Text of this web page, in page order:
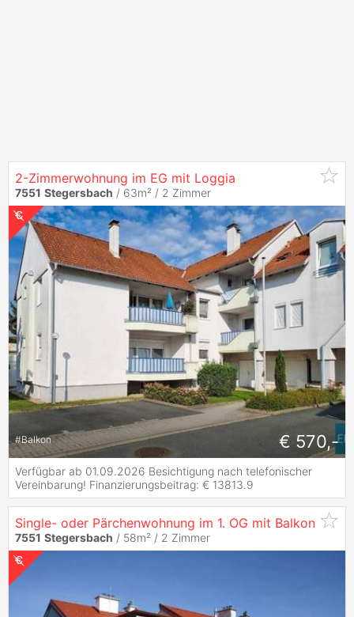
2-Zimmerwohnung im EG mit Loggia
7551 Stegersbach / 63m² / 2 Zimmer
#Balkon € 570,-
Verfügbar ab 01.09.2026 Besichtigung nach telefonischer
Vereinbarung! Finanzierungsbeitrag: € 13813.9
Single- oder Pärchenwohnung im 1. OG mit Balkon
7551 Stegersbach / 58m² / 2 Zimmer